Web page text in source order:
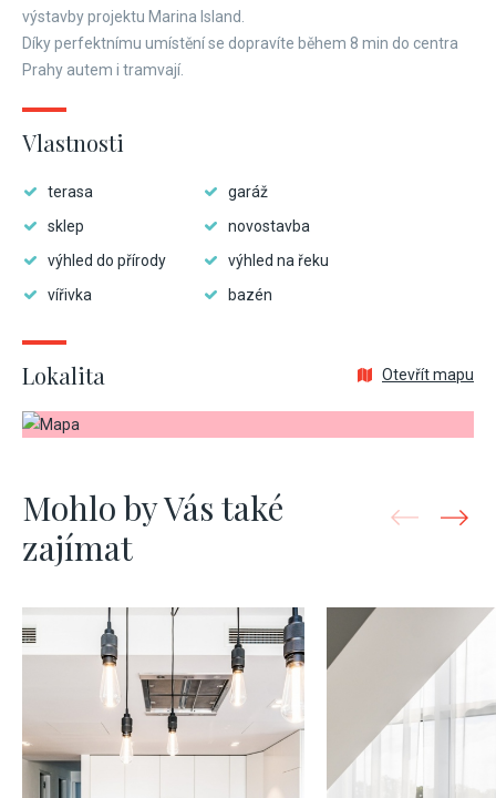
výstavby projektu Marina Island.
Díky perfektnímu umístění se dopravíte během 8 min do centra
Prahy autem i tramvají.
Vlastnosti
terasa
garáž
sklep
novostavba
výhled do přírody
výhled na řeku
vířivka
bazén
Lokalita Otevřít mapu
Mohlo by Vás také
zajímat